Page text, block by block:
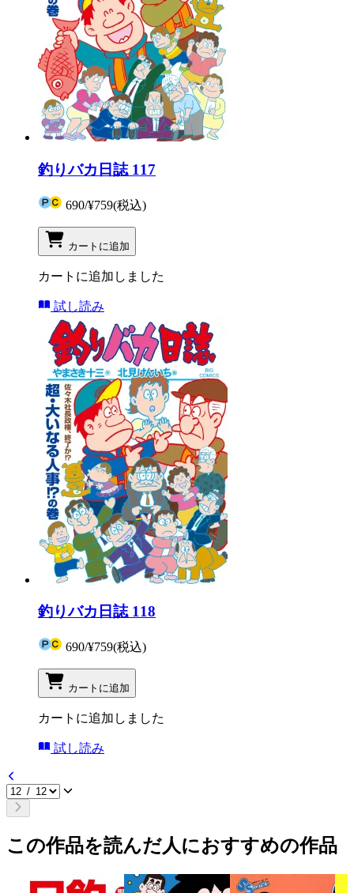
釣りバカ日誌 117
690/¥759(税込)
カートに追加
カートに追加しました
試し読み
釣りバカ日誌 118
690/¥759(税込)
カートに追加
カートに追加しました
試し読み
この作品を読んだ人におすすめの作品